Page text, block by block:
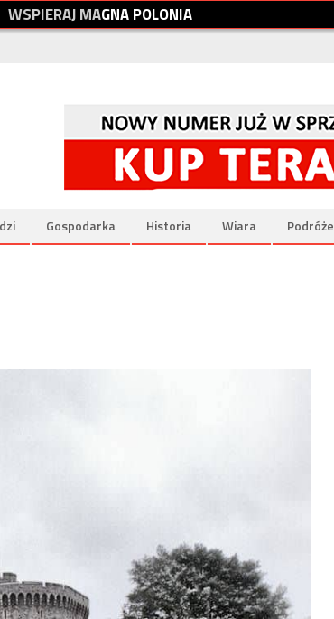
WSPIERAJMAGNAPOLONIA
Gospodarka Historia Wiara Podróże